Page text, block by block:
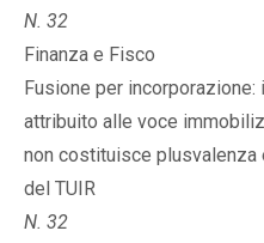
N. 32
Finanza e Fisco
Fusione per
attribuito alle voce
non costituisce plusvalenza
del TUIR
N. 32